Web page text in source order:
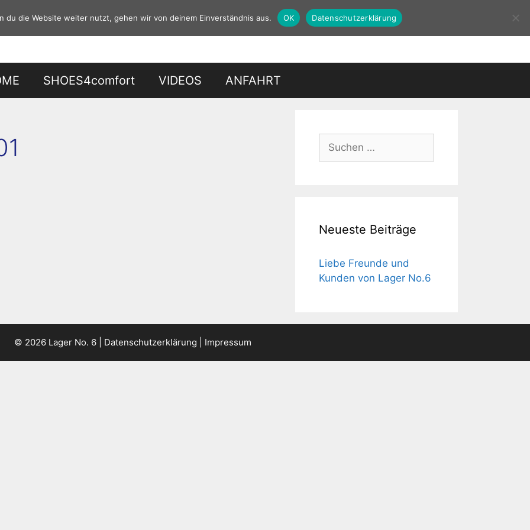
SHOES4comfort VIDEOS ANFAHRT
nach:
Neueste Beiträge
Liebe Freunde und
Kunden von Lager No.6
© 2026 Lager No. 6 | Datenschutzerklärung Impressum
du die Website weiter nutzt, gehen wir von deinem Einverständnis aus. OK Datenschutzerklärung